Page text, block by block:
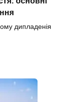
дипладенія